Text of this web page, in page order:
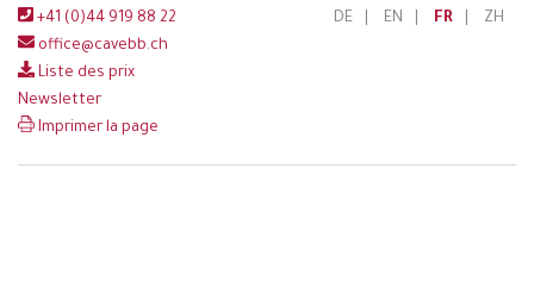
+41 (0)44 919 88 22
office@cavebb.ch
Liste des prix
Newsletter
Imprimer la page
DE EN FR ZH